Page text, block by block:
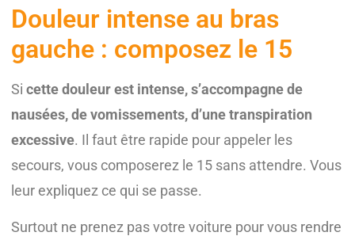
Douleur intense au bras
gauche : composez le 15
Si cette douleur est intense, s’accompagne de
nausées, de vomissements, d’une transpiration
excessive. Il faut être rapide pour appeler les
secours, vous composerez le 15 sans attendre. Vous
leur expliquez ce qui se passe.
Surtout ne prenez pas votre voiture pour vous rendre